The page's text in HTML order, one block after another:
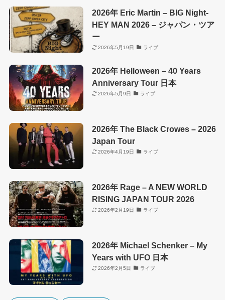
2026年 Eric Martin – BIG Night-
HEY MAN 2026 – ジャパン・ツア
ー
2026年5月19日 ライブ
2026年 Helloween – 40 Years
Anniversary Tour 日本
2026年5月9日 ライブ
2026年 The Black Crowes – 2026
Japan Tour
2026年4月19日 ライブ
2026年 Rage – A NEW WORLD
RISING JAPAN TOUR 2026
2026年2月19日 ライブ
2026年 Michael Schenker – My
Years with UFO 日本
2026年2月5日 ライブ